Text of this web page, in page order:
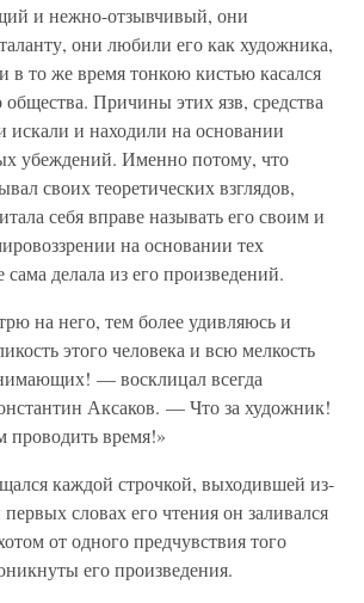
и нежно-отзывчивый, они
они любили его как художника,
в то же время тонкою кистью касался
общества. Причины этих язв, средства
искали и находили на основании
убеждений. Именно потому, что
своих теоретических взглядов,
себя вправе называть его своим и
на основании тех
делала из его произведений.
на него, тем более удивляюсь и
этого человека и всю мелкость
— восклицал всегда
Аксаков. — Что за художник!
проводить время!»
каждой строчкой, выходившей из-
словах его чтения он заливался
от одного предчувствия того
его произведения.